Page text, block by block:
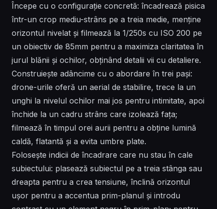
Începe cu o configurație concretă: încadrează pisica
într-un crop mediu-strâns pe a treia medie, menține
orizontul nivelat și filmează la 1/250s cu ISO 200 pe
un obiectiv de 85mm pentru a maximiza claritatea în
jurul blănii și ochilor, obținând detalii vii cu detaliere.
Construiește adâncime cu o abordare în trei pași:
drone-urile oferă un aerial de stabilire, trece la un
unghi la nivelul ochilor mai jos pentru intimitate, apoi
închide la un cadru strâns care izolează fața;
filmează în timpul orei aurii pentru a obține lumină
caldă, flatantă și a evita umbre plate.
Folosește indicii de încadrare care nu stau în cale
subiectului: plasează subiectul pe a treia stânga sau
dreapta pentru a crea tensiune, înclină orizontul
ușor pentru a accentua prim-planul și introdu